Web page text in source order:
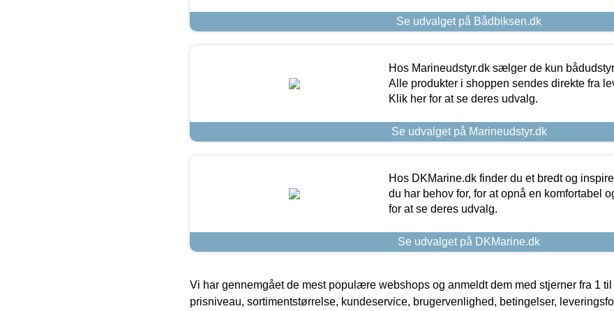
Se udvalget på Bådbiksen.dk
Hos Marineudstyr.dk sælger de kun
Alle produkter i shoppen sendes direkte fra
Klik her for at se deres udvalg.
Se udvalget på Marineudstyr.dk
Hos DKMarine.dk finder du et bredt og
du har behov for, for at opnå en komfortabel
for at se deres udvalg.
Se udvalget på DKMarine.dk
Vi har gennemgået de mest populære webshops og anmeldt dem med stjerner fra 1
prisniveau, sortimentstørrelse, kundeservice, brugervenlighed, betingelser,